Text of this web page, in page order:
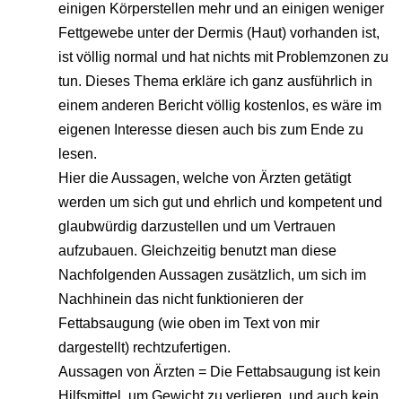
einigen Körperstellen mehr und an einigen weniger
Fettgewebe unter der Dermis (Haut) vorhanden ist,
ist völlig normal und hat nichts mit Problemzonen zu
tun. Dieses Thema erkläre ich ganz ausführlich in
einem anderen Bericht völlig kostenlos, es wäre im
eigenen Interesse diesen auch bis zum Ende zu
lesen.
Hier die Aussagen, welche von Ärzten getätigt
werden um sich gut und ehrlich und kompetent und
glaubwürdig darzustellen und um Vertrauen
aufzubauen. Gleichzeitig benutzt man diese
Nachfolgenden Aussagen zusätzlich, um sich im
Nachhinein das nicht funktionieren der
Fettabsaugung (wie oben im Text von mir
dargestellt) rechtzufertigen.
Aussagen von Ärzten = Die Fettabsaugung ist kein